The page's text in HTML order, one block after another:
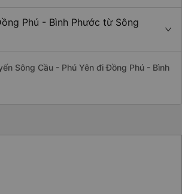
Phú - Bình Phước từ Sông
Sông Cầu - Phú Yên đi Đồng Phú - Bình